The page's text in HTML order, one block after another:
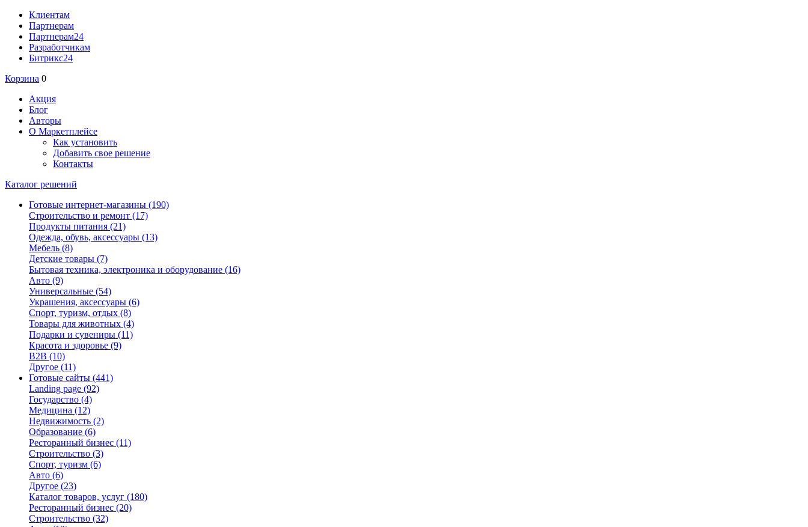
Клиентам
Партнерам
Партнерам24
Разработчикам
Битрикс24
Корзина 0
Акция
Блог
Авторы
О Маркетплейсе
Как установить
Добавить свое решение
Контакты
Каталог решений
Готовые интернет-магазины (190)
Строительство и ремонт (17)
Продукты питания (21)
Одежда, обувь, аксессуары (13)
Мебель (8)
Детские товары (7)
Бытовая техника, электроника и оборудование (16)
Авто (9)
Универсальные (54)
Украшения, аксессуары (6)
Спорт, туризм, отдых (8)
Товары для животных (4)
Подарки и сувениры (11)
Красота и здоровье (9)
B2B (10)
Другое (11)
Готовые сайты (441)
Landing page (92)
Государство (4)
Медицина (12)
Недвижимость (2)
Образование (6)
Ресторанный бизнес (11)
Строительство (3)
Спорт, туризм (6)
Авто (6)
Другое (23)
Каталог товаров, услуг (180)
Ресторанный бизнес (20)
Строительство (32)